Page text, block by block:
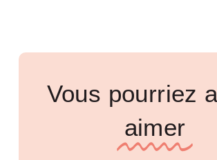
Vous pourriez
aimer